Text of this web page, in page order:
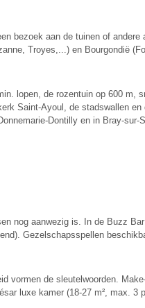
bezoek aan de tuinen of
Troyes,...) en Bourgondië
lopen, de rozentuin op 600 m,
Saint-Ayoul, de stadswallen
Dontilly en in Bray-sur-
nog aanwezig is. In de Buzz
Gezelschapsspellen
de sleutelwoorden.
luxe kamer (18-27 m², max. 3